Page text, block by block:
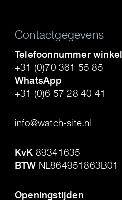
Contactgegevens
Telefoonnummer winkel
+31 (0)70 361 55 85
WhatsApp
+31 (0)6 57 28 40 41
info@watch-site.nl
KvK 89341635
BTW NL864951863B01
Openingstijden